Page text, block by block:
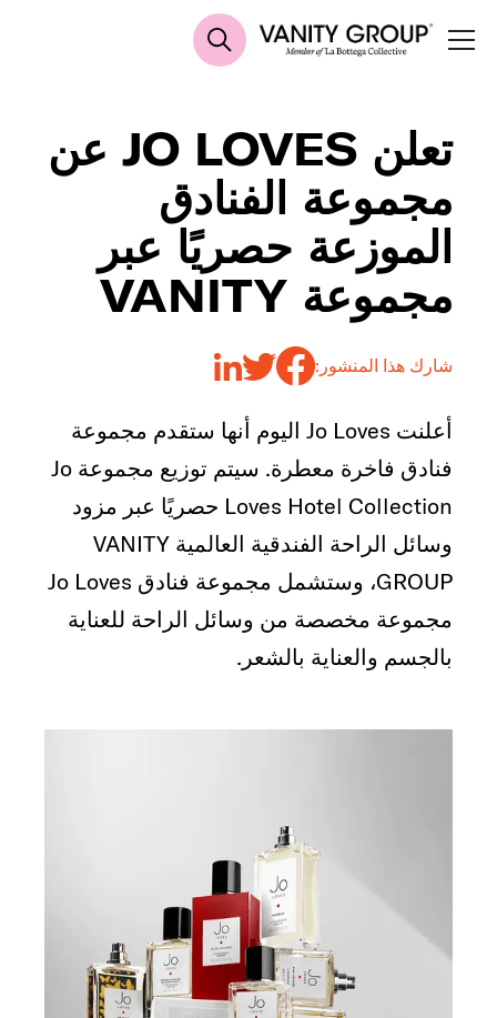
تعلن JO LOVES عن
مجموعة الفنادق
الموزعة حصريًا عبر
مجموعة VANITY
شارك هذا المنشور:
أعلنت Jo Loves اليوم أنها ستقدم مجموعة
فنادق فاخرة معطرة. سيتم توزيع مجموعة Jo
Loves Hotel Collection حصريًا عبر مزود
وسائل الراحة الفندقية العالمية VANITY
GROUP، وستشمل مجموعة فنادق Jo Loves
مجموعة مخصصة من وسائل الراحة للعناية
بالجسم والعناية بالشعر.